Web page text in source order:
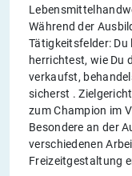
Während der
Tätigkeitsfelder: Du
herrichtest, wie Du
verkaufst,
sicherst .
zum Champion im
Besondere an der
verschiedenen
Freizeitgestaltung